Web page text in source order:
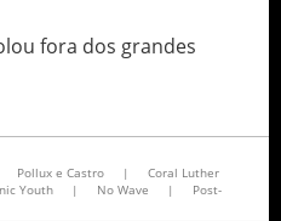
fora dos grandes
Pollux e Castro |
Coral Luther
Youth | No Wave |
Post-